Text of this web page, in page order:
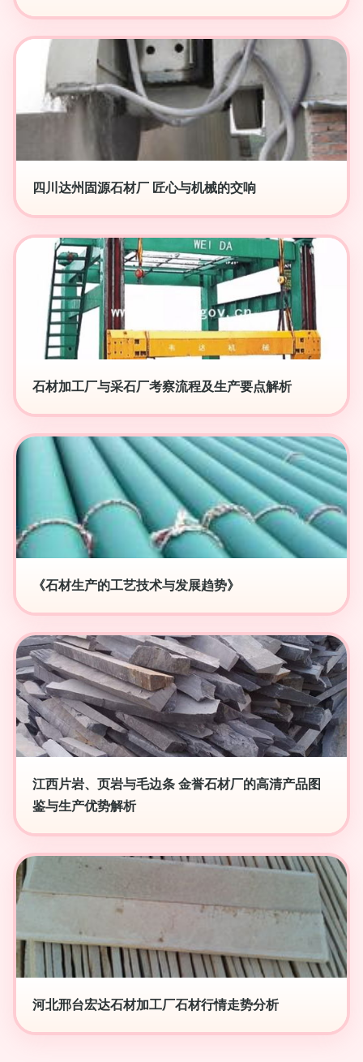
四川达州固源石材厂 匠心与机械的交响
石材加工厂与采石厂考察流程及生产要点解析
《石材生产的工艺技术与发展趋势》
江西片岩、页岩与毛边条 金誉石材厂的高清产品图
鉴与生产优势解析
河北邢台宏达石材加工厂石材行情走势分析